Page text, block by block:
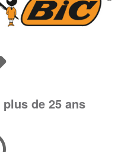
plus de 25 ans